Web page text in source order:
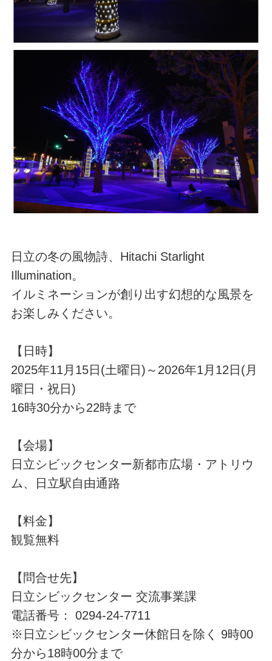
日立の冬の風物詩、Hitachi Starlight
Illumination。
イルミネーションが創り出す幻想的な風景を
お楽しみください。
【日時】
2025年11月15日(土曜日)～2026年1月12日(月
曜日・祝日)
16時30分から22時まで
【会場】
日立シビックセンター新都市広場・アトリウ
ム、日立駅自由通路
【料金】
観覧無料
【問合せ先】
日立シビックセンター 交流事業課
電話番号： 0294-24-7711
※日立シビックセンター休館日を除く 9時00
分から18時00分まで